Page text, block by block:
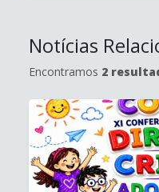
As atividades
de atendimento
no município de
Notícias
Encontramos 2